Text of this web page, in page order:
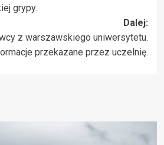
grypy.
Dalej:
z warszawskiego uniwersytetu.
przekazane przez uczelnię.